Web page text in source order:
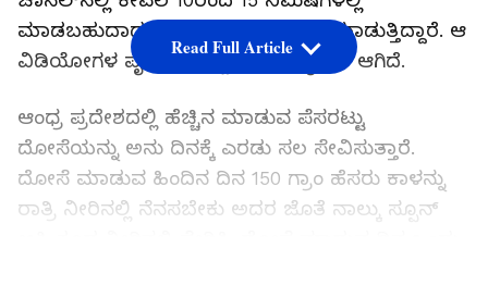
ಮಾಡಬಹುದಾದ ರೆಸಿಪಿಗಳನ್ನು ಅಪ್ಲೋಡ್ ಮಾಡುತ್ತಿದ್ದಾರೆ. ಆ
ವಿಡಿಯೋಗಳ ಪೈಕಿ ಪೆಸರಟ್ಟು ದೋಸೆ ವೈರಲ್ ಆಗಿದೆ.
ಆಂಧ್ರ ಪ್ರದೇಶದಲ್ಲಿ ಹೆಚ್ಚಿನ ಮಾಡುವ ಪೆಸರಟ್ಟು
ದೋಸೆಯನ್ನು ಅನು ದಿನಕ್ಕೆ ಎರಡು ಸಲ ಸೇವಿಸುತ್ತಾರೆ.
ದೋಸೆ ಮಾಡುವ ಹಿಂದಿನ ದಿನ 150 ಗ್ರಾಂ ಹೆಸರು ಕಾಳನ್ನು
ರಾತ್ರಿ ನೀರಿನಲ್ಲಿ ನೆನಸಬೇಕು ಅದರ ಜೊತೆ ನಾಲ್ಕು ಸ್ಪೂನ್
Read Full Article